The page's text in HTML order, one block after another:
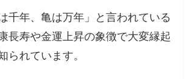
千年、亀は万年」と言われている
長寿や金運上昇の象徴で大変縁起
られています。